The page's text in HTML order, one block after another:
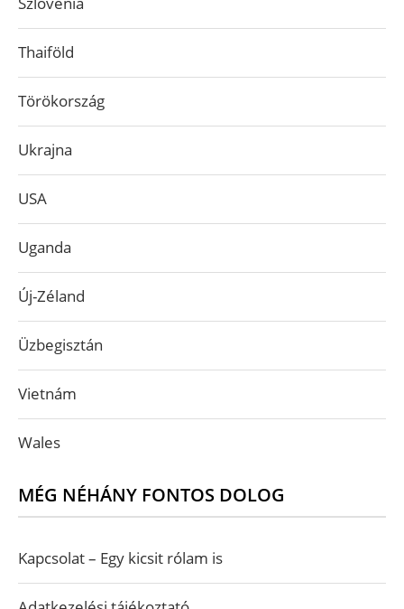
Thaiföld
Törökország
Ukrajna
USA
Uganda
Új-Zéland
Üzbegisztán
Vietnám
Wales
MÉG NÉHÁNY FONTOS DOLOG
Kapcsolat – Egy kicsit rólam is